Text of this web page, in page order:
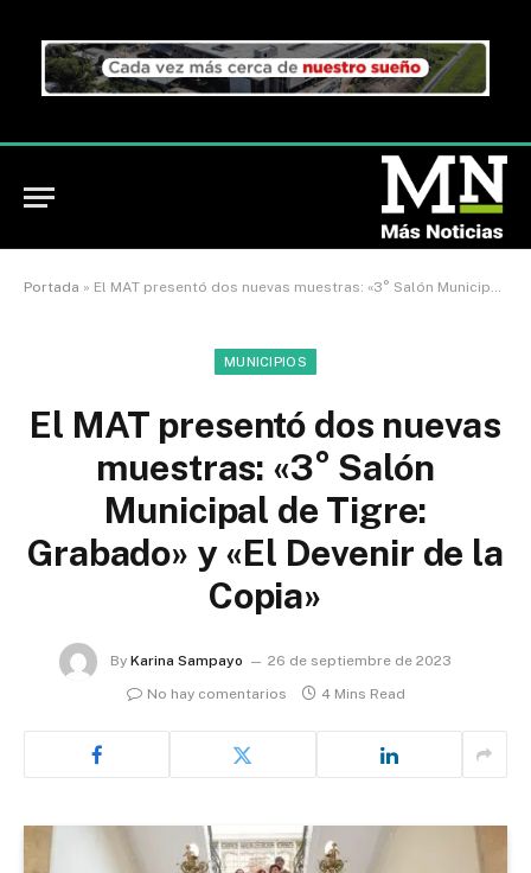
Portada » El MAT presentó dos nuevas muestras: «3° Salón Municipal de Tigre: Grabado» y «El Devenir de la Copia»
MUNICIPIOS
El MAT presentó dos nuevas
muestras: «3° Salón
Municipal de Tigre:
Grabado» y «El Devenir de la
Copia»
By Karina Sampayo
26 de septiembre de 2023
No hay comentarios
4 Mins Read